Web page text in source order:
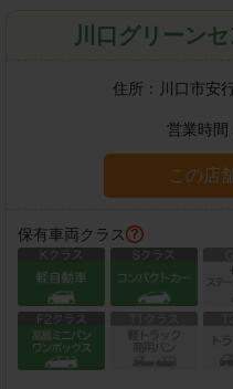
川口グリーン
住所： 川口市安
営業時間
この店
保有車両クラス